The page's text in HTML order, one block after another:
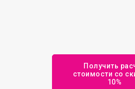
Получить
стоимости со
10%